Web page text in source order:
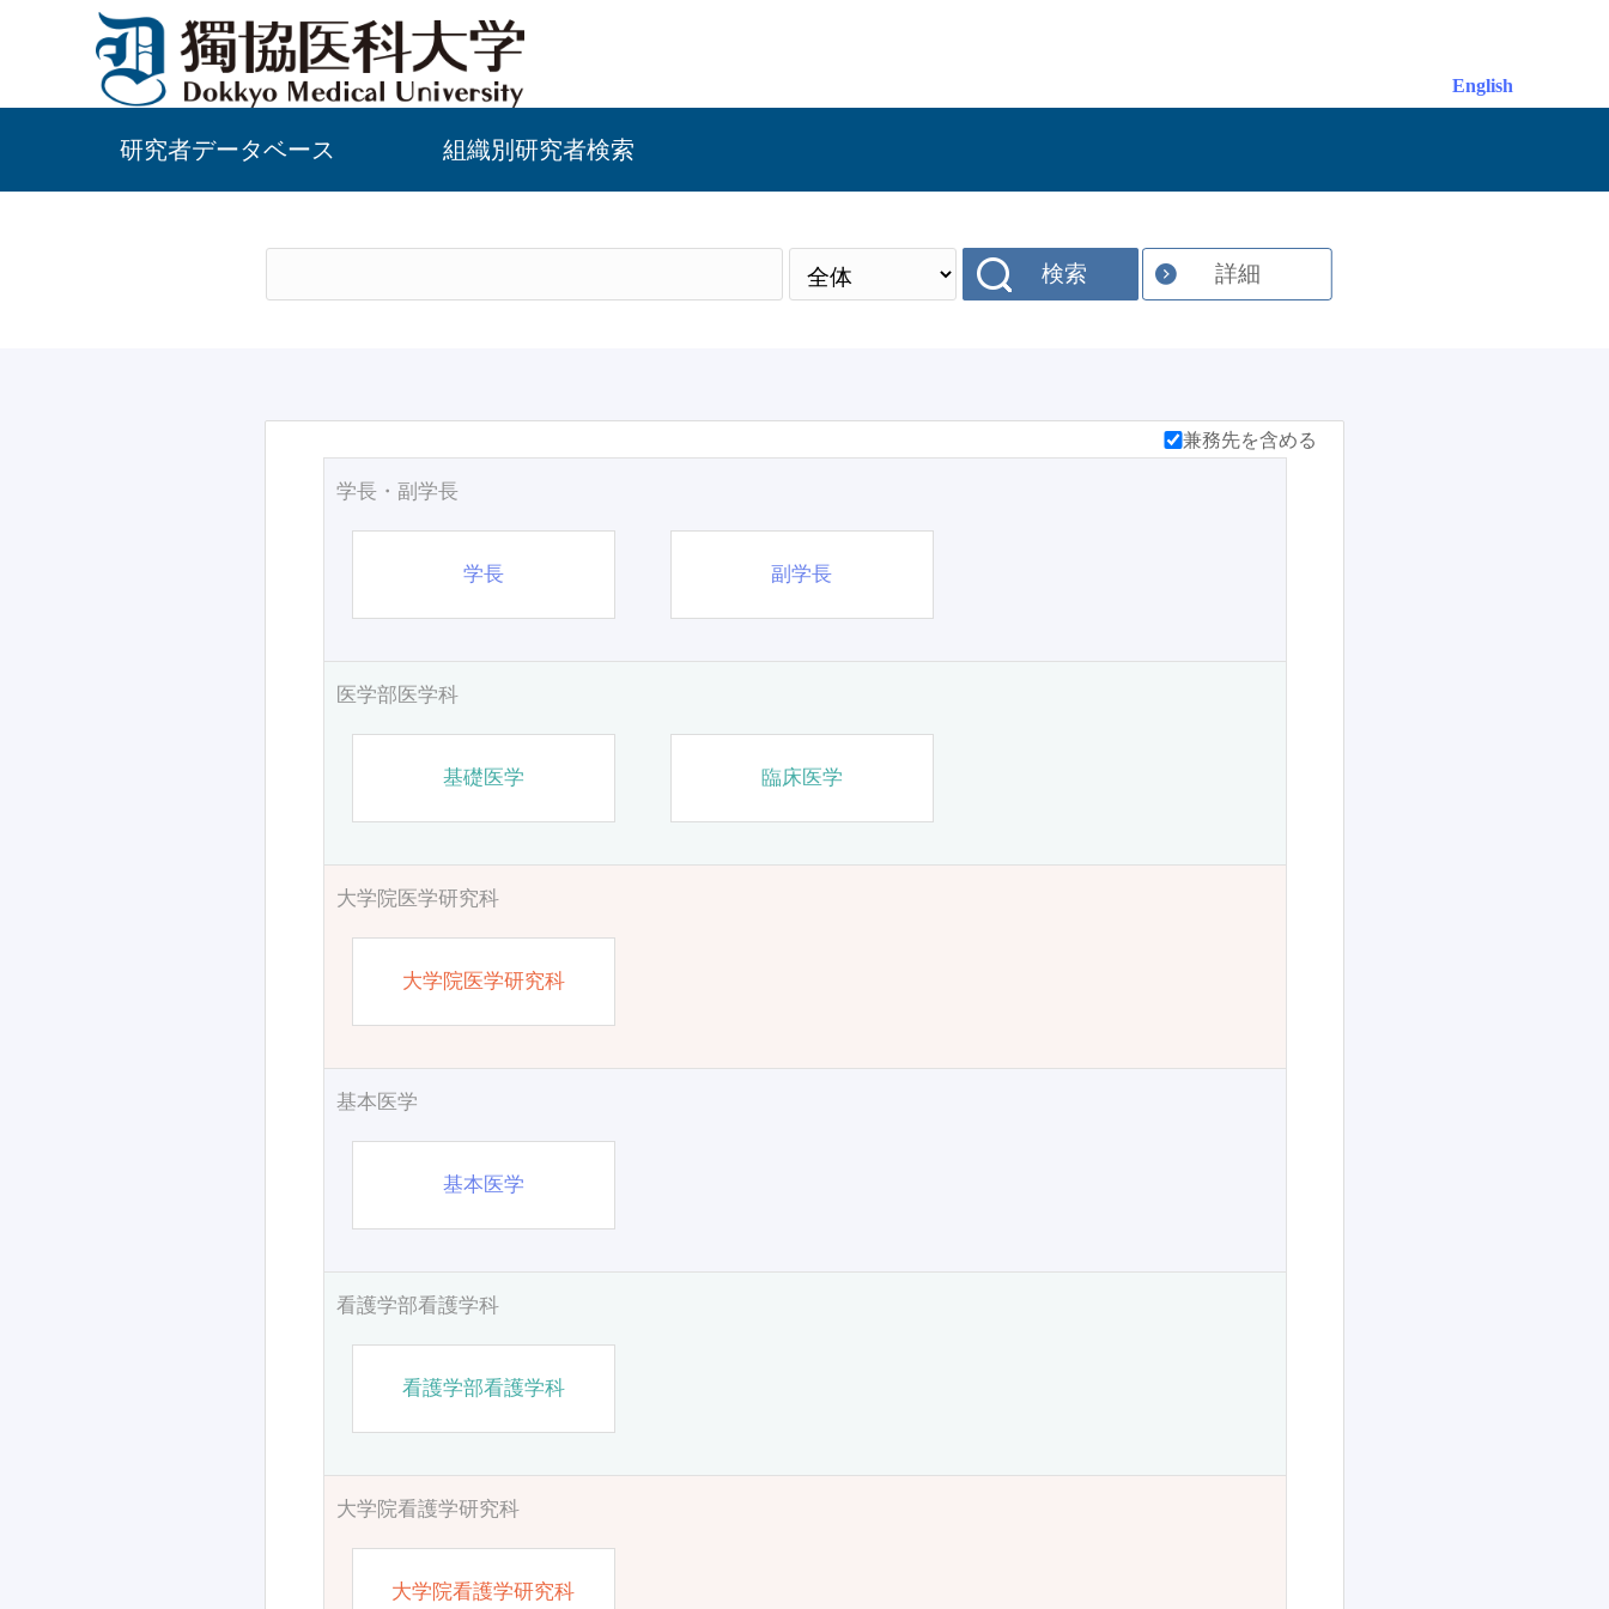
English
研究者データベース 組織別研究者検索
検索 詳細
兼務先を含める
学長・副学長
学長 副学長
医学部医学科
基礎医学 臨床医学
大学院医学研究科
大学院医学研究科
基本医学
基本医学
看護学部看護学科
看護学部看護学科
大学院看護学研究科
大学院看護学研究科